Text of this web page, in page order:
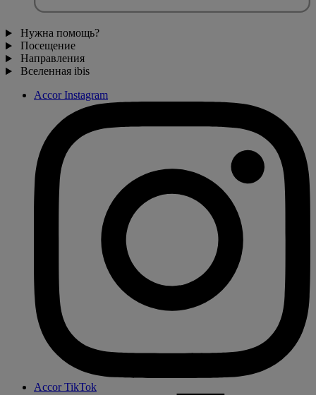
Нужна помощь?
Посещение
Направления
Вселенная ibis
Accor Instagram
Accor TikTok